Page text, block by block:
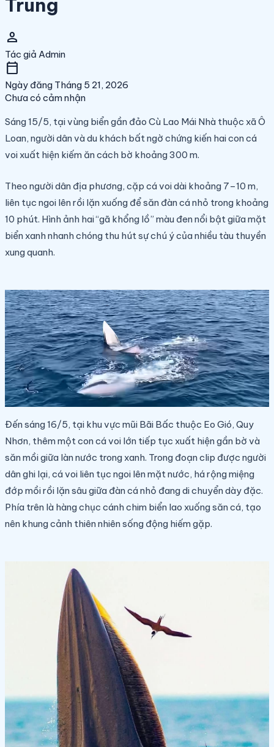
Trung
person
Tác giả Admin
calendar_today
Ngày đăng Tháng 5 21, 2026
Chưa có cảm nhận
Sáng 15/5, tại vùng biển gần đảo Cù Lao Mái Nhà thuộc xã Ô
Loan, người dân và du khách bất ngờ chứng kiến hai con cá
voi xuất hiện kiếm ăn cách bờ khoảng 300 m.
Theo người dân địa phương, cặp cá voi dài khoảng 7–10 m,
liên tục ngoi lên rồi lặn xuống để săn đàn cá nhỏ trong khoảng
10 phút. Hình ảnh hai “gã khổng lồ” màu đen nổi bật giữa mặt
biển xanh nhanh chóng thu hút sự chú ý của nhiều tàu thuyền
xung quanh.
Đến sáng 16/5, tại khu vực mũi Bãi Bấc thuộc Eo Gió, Quy
Nhơn, thêm một con cá voi lớn tiếp tục xuất hiện gần bờ và
săn mồi giữa làn nước trong xanh. Trong đoạn clip được người
dân ghi lại, cá voi liên tục ngoi lên mặt nước, há rộng miệng
đớp mồi rồi lặn sâu giữa đàn cá nhỏ đang di chuyển dày đặc.
Phía trên là hàng chục cánh chim biển lao xuống săn cá, tạo
nên khung cảnh thiên nhiên sống động hiếm gặp.